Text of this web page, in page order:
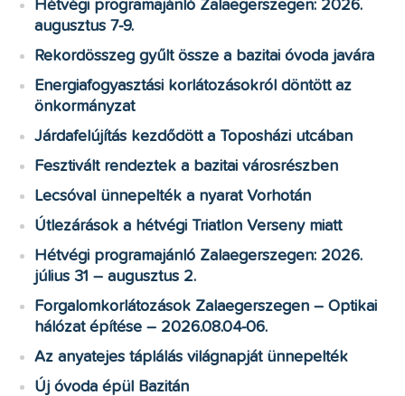
Hétvégi programajánló Zalaegerszegen: 2026.
augusztus 7-9.
Rekordösszeg gyűlt össze a bazitai óvoda javára
Energiafogyasztási korlátozásokról döntött az
önkormányzat
Járdafelújítás kezdődött a Toposházi utcában
Fesztivált rendeztek a bazitai városrészben
Lecsóval ünnepelték a nyarat Vorhotán
Útlezárások a hétvégi Triatlon Verseny miatt
Hétvégi programajánló Zalaegerszegen: 2026.
július 31 – augusztus 2.
Forgalomkorlátozások Zalaegerszegen – Optikai
hálózat építése – 2026.08.04-06.
Az anyatejes táplálás világnapját ünnepelték
Új óvoda épül Bazitán